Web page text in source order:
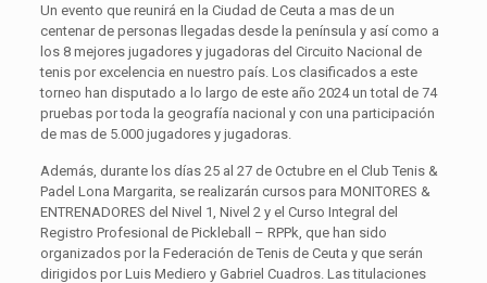
Un evento que reunirá en la Ciudad de Ceuta a mas de un
centenar de personas llegadas desde la península y así como a
los 8 mejores jugadores y jugadoras del Circuito Nacional de
tenis por excelencia en nuestro país. Los clasificados a este
torneo han disputado a lo largo de este año 2024 un total de 74
pruebas por toda la geografía nacional y con una participación
de mas de 5.000 jugadores y jugadoras.
Además, durante los días 25 al 27 de Octubre en el Club Tenis &
Padel Lona Margarita, se realizarán cursos para MONITORES &
ENTRENADORES del Nivel 1, Nivel 2 y el Curso Integral del
Registro Profesional de Pickleball – RPPk, que han sido
organizados por la Federación de Tenis de Ceuta y que serán
dirigidos por Luis Mediero y Gabriel Cuadros. Las titulaciones